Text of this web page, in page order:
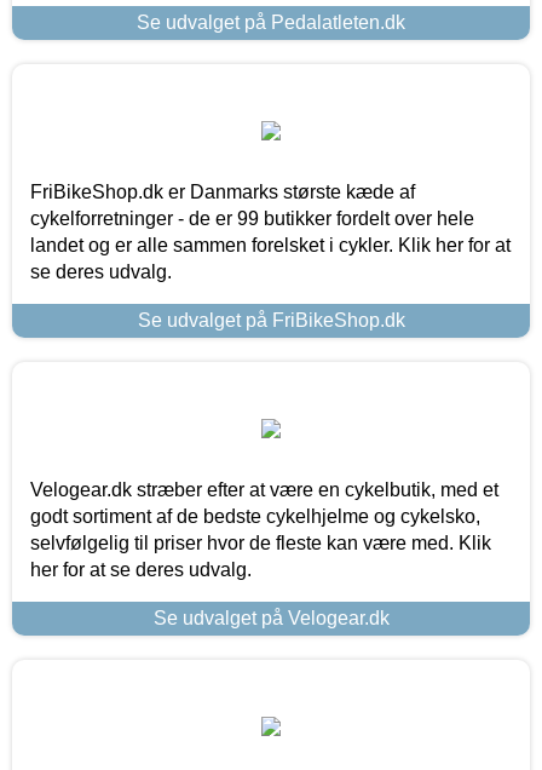
Se udvalget på Pedalatleten.dk
FriBikeShop.dk er Danmarks største kæde af
cykelforretninger - de er 99 butikker fordelt over hele
landet og er alle sammen forelsket i cykler. Klik her for at
se deres udvalg.
Se udvalget på FriBikeShop.dk
Velogear.dk stræber efter at være en cykelbutik, med et
godt sortiment af de bedste cykelhjelme og cykelsko,
selvfølgelig til priser hvor de fleste kan være med. Klik
her for at se deres udvalg.
Se udvalget på Velogear.dk